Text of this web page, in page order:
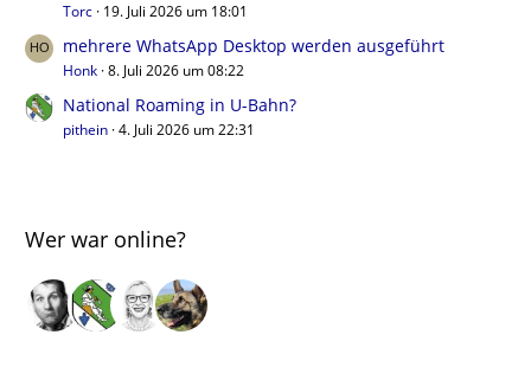
Torc 19. Juli 2026 um 18:01
mehrere WhatsApp Desktop werden ausgeführt
Honk 8. Juli 2026 um 08:22
National Roaming in U-Bahn?
pithein 4. Juli 2026 um 22:31
Wer war online?